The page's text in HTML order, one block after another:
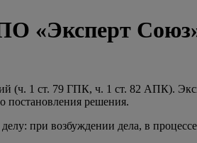
«Эксперт
(ч. 1 ст. 79 ГПК, ч. 1 ст. 82 АПК).
постановления решения.
при возбуждении дела, в